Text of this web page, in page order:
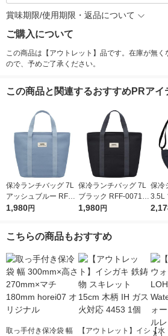
賞味期限/使用期限・返品について
ご購入について
この商品は【アウトレット】品です。在庫が無
ので、予めご了承ください。
この商品と関連するおすすめPRアイ
保冷ランチバッグ 7L
アッシュブルー RFF-
0071 ASB 1個 トート
ス
1,980円
保冷ランチバッグ 7L
ブラック RFF-0071 B
K 1個 トートバッグタ
1,980円
保冷
3.5L
03
こちらの商品もおすすめ
取っ手付き保冷袋 幅
【アウトレット】イシ 【